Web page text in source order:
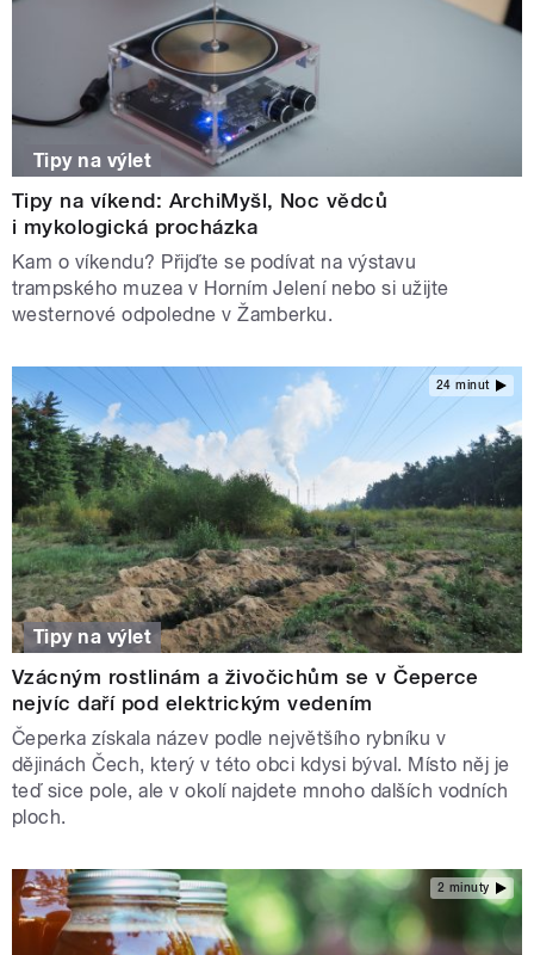
Tipy na výlet
Tipy na víkend: ArchiMyšl, Noc vědců
i mykologická procházka
Kam o víkendu? Přijďte se podívat na výstavu
trampského muzea v Horním Jelení nebo si užijte
westernové odpoledne v Žamberku.
24 minut
Tipy na výlet
Vzácným rostlinám a živočichům se v Čeperce
nejvíc daří pod elektrickým vedením
Čeperka získala název podle největšího rybníku v
dějinách Čech, který v této obci kdysi býval. Místo něj je
teď sice pole, ale v okolí najdete mnoho dalších vodních
ploch.
2 minuty